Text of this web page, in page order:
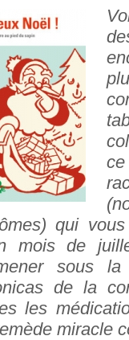
qui
mois de
sous
de la
les
miracle